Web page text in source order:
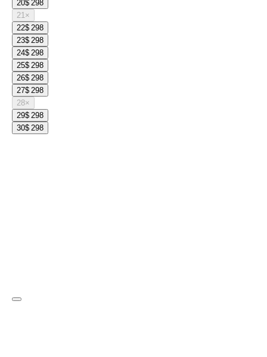
20$ 298
21×
22$ 298
23$ 298
24$ 298
25$ 298
26$ 298
27$ 298
28×
29$ 298
30$ 298